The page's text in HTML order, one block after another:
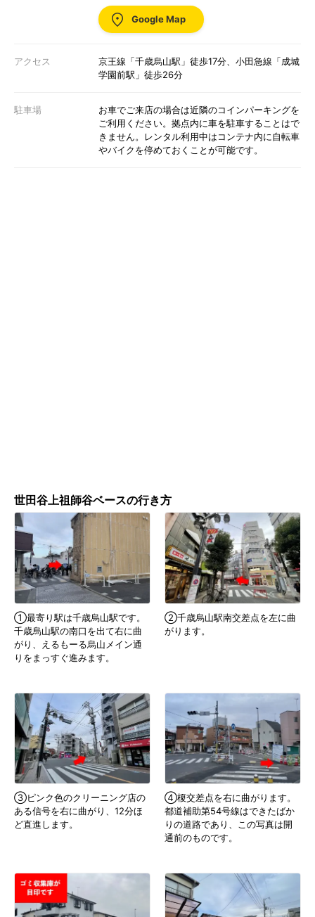
Google Map
アクセス
京王線「千歳烏山駅」徒歩17分、小田急線「成城
学園前駅」徒歩26分
駐車場
お車でご来店の場合は近隣のコインパーキングを
ご利用ください。拠点内に車を駐車することはで
きません。レンタル利用中はコンテナ内に自転車
やバイクを停めておくことが可能です。
世田谷上祖師谷ベースの行き方
①最寄り駅は千歳烏山駅です。
千歳烏山駅の南口を出て右に曲
がり、えるもーる烏山メイン通
りをまっすぐ進みます。
②千歳烏山駅南交差点を左に曲
がります。
③ピンク色のクリーニング店の
ある信号を右に曲がり、12分ほ
ど直進します。
④榎交差点を右に曲がります。
都道補助第54号線はできたばか
りの道路であり、この写真は開
通前のものです。